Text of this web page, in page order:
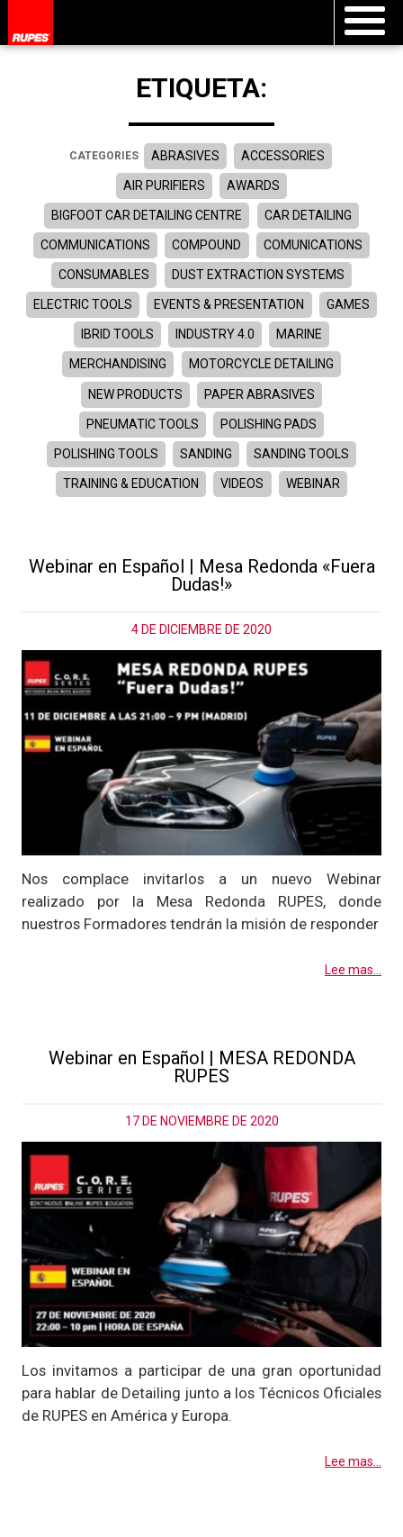
ETIQUETA:
CATEGORIES ABRASIVES ACCESSORIES
AIR PURIFIERS AWARDS
BIGFOOT CAR DETAILING CENTRE CAR DETAILING
COMMUNICATIONS COMPOUND COMUNICATIONS
CONSUMABLES DUST EXTRACTION SYSTEMS
ELECTRIC TOOLS EVENTS & PRESENTATION GAMES
IBRID TOOLS INDUSTRY 4.0 MARINE
MERCHANDISING MOTORCYCLE DETAILING
NEW PRODUCTS PAPER ABRASIVES
PNEUMATIC TOOLS POLISHING PADS
POLISHING TOOLS SANDING SANDING TOOLS
TRAINING & EDUCATION VIDEOS WEBINAR
Webinar en Español | Mesa Redonda «Fuera
Dudas!»
4 DE DICIEMBRE DE 2020
Nos complace invitarlos a un nuevo Webinar
realizado por la Mesa Redonda RUPES, donde
nuestros Formadores tendrán la misión de responder
Lee mas...
Webinar en Español | MESA REDONDA
RUPES
17 DE NOVIEMBRE DE 2020
Los invitamos a participar de una gran oportunidad
para hablar de Detailing junto a los Técnicos Oficiales
de RUPES en América y Europa.
Lee mas...